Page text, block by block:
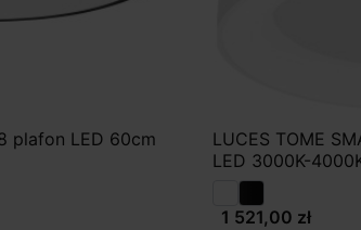
plafon LED 60cm
LUCES TOME
LED 3000K-
1 521,00 zł